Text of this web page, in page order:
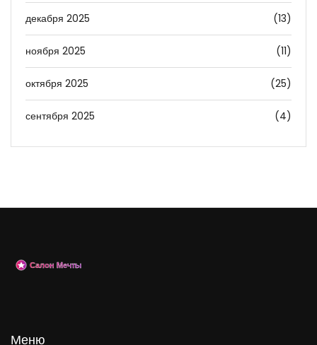
декабря 2025 (13)
ноября 2025 (11)
октября 2025 (25)
сентября 2025 (4)
Меню